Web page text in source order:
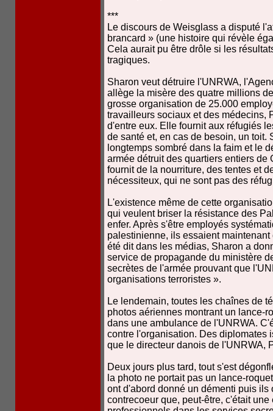
***
Le discours de Weisglass a disputé
brancard » (une histoire qui révèle
Cela aurait pu être drôle si les
tragiques.
Sharon veut détruire l'UNRWA,
allège la misère des quatre millions
grosse organisation de 25.000
travailleurs sociaux et des médecins,
d'entre eux. Elle fournit aux réfugiés
de santé et, en cas de besoin, un
longtemps sombré dans la faim et le
armée détruit des quartiers entiers de
fournit de la nourriture, des tentes et
nécessiteux, qui ne sont pas des
L'existence même de cette
qui veulent briser la résistance des
enfer. Après s'être employés
palestinienne, ils essaient
été dit dans les médias, Sharon a
service de propagande du ministère
secrètes de l'armée prouvant que
organisations terroristes ».
Le lendemain, toutes les chaînes de
photos aériennes montrant un lance-
dans une ambulance de l'UNRWA.
contre l'organisation. Des diplomates
que le directeur danois de l'UNRWA,
Deux jours plus tard, tout s'est
la photo ne portait pas un lance-
ont d'abord donné un démenti puis
contrecoeur que, peut-être, c'était